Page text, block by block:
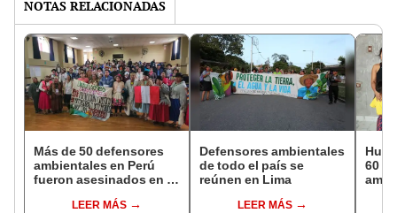
NOTAS RELACIONADAS
Más de 50 defensores
ambientales en Perú
fueron asesinados en la
LEER MÁS
Defensores ambientales
de todo el país se
reúnen en Lima
LEER MÁS
Huir
60